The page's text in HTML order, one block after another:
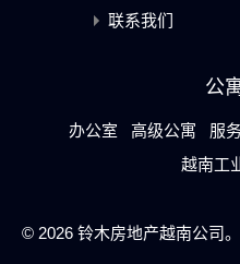
联系我们
公
办公室 高级公寓 服
越南工
© 2026 铃木房地产越南公司。